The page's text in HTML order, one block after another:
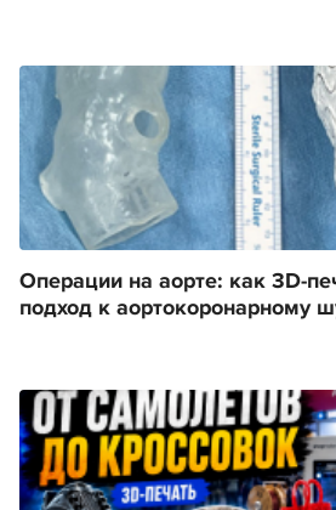
Операции на аорте: как 3D-
подход к аортокоронарному